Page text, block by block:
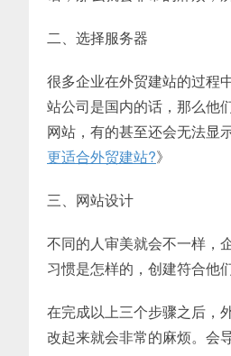
二、选择服务器
很多企业在外贸建站的过程
站公司是国内的话，那么他
网站，有的甚至还会无法显
更适合外贸建站?》
三、网站设计
不同的人审美就会不一样，
习惯是怎样的，创建符合他
在完成以上三个步骤之后，
改起来就会非常的麻烦。会